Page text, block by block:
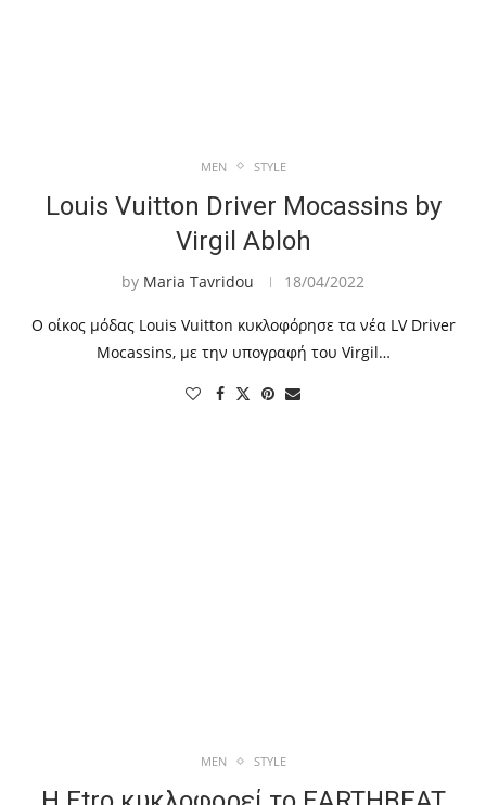
MEN STYLE
Louis Vuitton Driver Mocassins by
Virgil Abloh
by Maria Tavridou 18/04/2022
Ο οίκος μόδας Louis Vuitton κυκλοφόρησε τα νέα LV Driver
Mocassins, με την υπογραφή του Virgil…
MEN STYLE